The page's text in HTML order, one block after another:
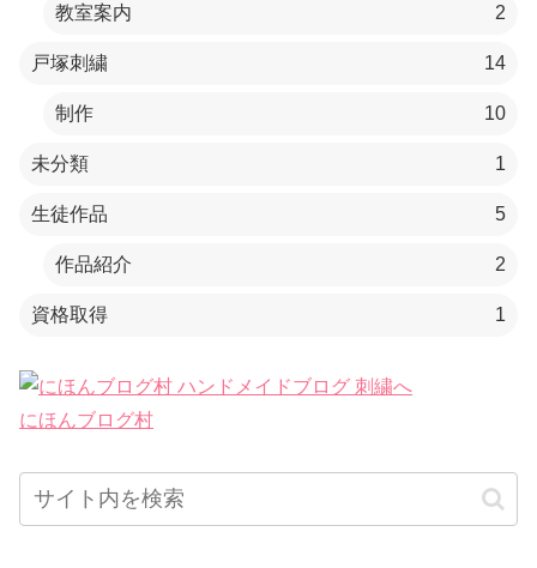
教室案内 2
戸塚刺繍 14
制作 10
未分類 1
生徒作品 5
作品紹介 2
資格取得 1
にほんブログ村